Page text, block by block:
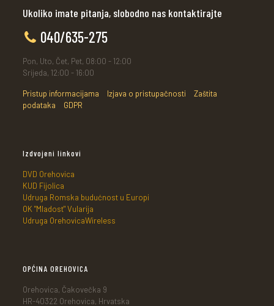
Ukoliko imate pitanja, slobodno nas kontaktirajte
040/635-275
Pon, Uto, Čet, Pet, 08:00 - 12:00
Srijeda, 12:00 - 16:00
Pristup informacijama Izjava o pristupačnosti
Zaštita
podataka
GDPR
Izdvojeni linkovi
DVD Orehovica
KUD Fijolica
Udruga Romska budućnost u Europi
OK "Mladost" Vularija
Udruga OrehovicaWireless
OPĆINA OREHOVICA
Orehovica, Čakovečka 9
HR-40322 Orehovica, Hrvatska